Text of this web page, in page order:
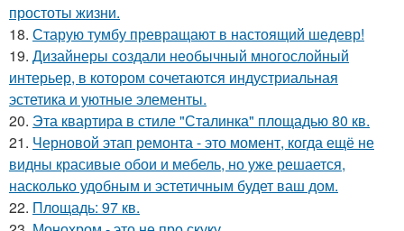
простоты жизни.
18. Старую тумбу превращают в настоящий шедевр!
19. Дизайнеры создали необычный многослойный
интерьер, в котором сочетаются индустриальная
эстетика и уютные элементы.
20. Эта квартира в стиле "Сталинка" площадью 80 кв.
21. Черновой этап ремонта - это момент, когда ещё не
видны красивые обои и мебель, но уже решается,
насколько удобным и эстетичным будет ваш дом.
22. Площадь: 97 кв.